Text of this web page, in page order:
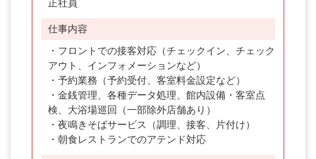
正社員
仕事内容
・フロントでの接客対応（チェックイン、チェック
アウト、インフォメーションなど）
・予約業務（予約受付、客室料金設定など）
・金銭管理、各種データ処理、館内設備・客室点
検、大浴場巡回（一部除外店舗あり）
・夜鳴きそばサービス（調理、接客、片付け）
・朝食レストランでのアテンド対応